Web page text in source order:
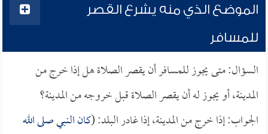
الموضع الذي منه يشرع القصر
للمسافر
السؤال: متى يجوز للمسافر أن يقصر الصلاة هل إذا خرج من
المدينة، أو يجوز له أن يقصر الصلاة قبل خروجه من المدينة؟
الجواب: إذا خرج من المدينة، إذا غادر البلد: (كان النبي صلى الله